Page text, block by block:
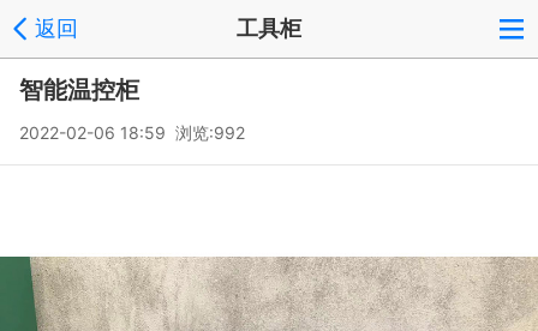
返回 工具柜
智能温控柜
2022-02-06 18:59 浏览:992